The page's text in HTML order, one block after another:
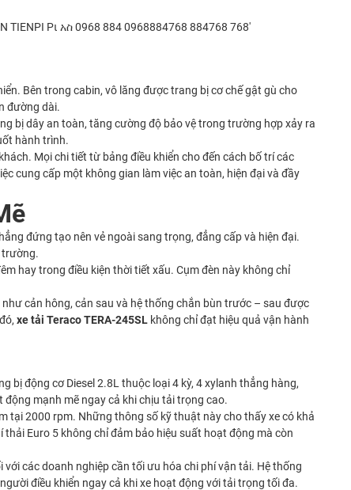
Bên trong cabin, vô lăng được trang bị cơ chế gật gù cho
đường dài.
bị dây an toàn, tăng cường độ bảo vệ trong trường hợp xảy ra
hành trình.
Mọi chi tiết từ bảng điều khiển cho đến cách bố trí các
cung cấp một không gian làm việc an toàn, hiện đại và đầy
đứng tạo nên vẻ ngoài sang trọng, đẳng cấp và hiện đại.
trường.
hay trong điều kiện thời tiết xấu. Cụm đèn này không chỉ
cản hông, cản sau và hệ thống chắn bùn trước – sau được
xe tải Teraco TERA-245SL không chỉ đạt hiệu quả vận hành
bị động cơ Diesel 2.8L thuộc loại 4 kỳ, 4 xylanh thẳng hàng,
mạnh mẽ ngay cả khi chịu tải trọng cao.
tại 2000 rpm. Những thông số kỹ thuật này cho thấy xe có khả
Euro 5 không chỉ đảm bảo hiệu suất hoạt động mà còn
các doanh nghiệp cần tối ưu hóa chi phí vận tải. Hệ thống
điều khiển ngay cả khi xe hoạt động với tải trọng tối đa.